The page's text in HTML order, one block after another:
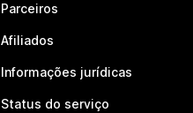
Parceiros
Afiliados
Informações jurídicas
Status do serviço